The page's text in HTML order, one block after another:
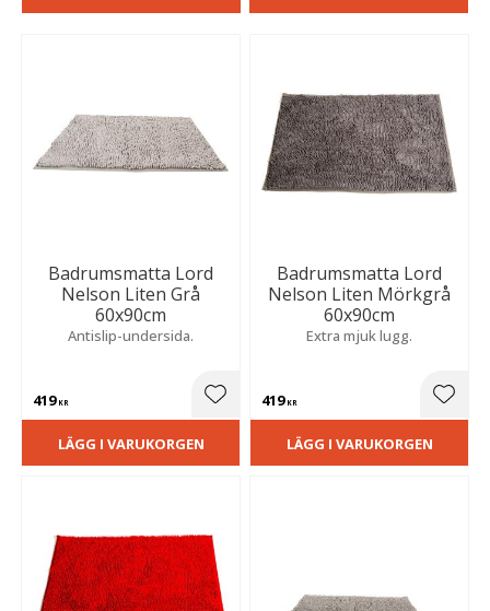
Badrumsmatta Lord
Nelson Liten Grå
60x90cm
Antislip-undersida.
419KR Lägg till i favoriter
LÄGG I VARUKORGEN
Badrumsmatta Lord
Nelson Liten Mörkgrå
60x90cm
Extra mjuk lugg.
419KR
LÄGG I VARUKORGEN